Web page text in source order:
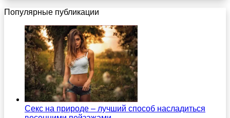
Популярные публикации
Секс на природе – лучший способ насладиться